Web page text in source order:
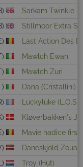
Sarkam Twinkle
Stillmoor Extra
Last Action Des
Mawlch Ewan
Mawlch Zuri
Dana (Cristallini)
Luckyluke
Kløverbakken's
Mavie hadice first
Daneskjold
Troy (Hut)